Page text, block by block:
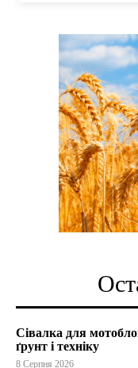
Сівалка для
ґрунт і техніку
8 Серпня 2026